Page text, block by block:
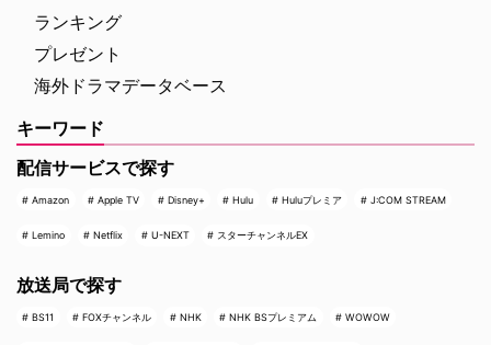
ランキング
プレゼント
海外ドラマデータベース
キーワード
配信サービスで探す
Amazon Apple TV Disney+ Hulu Huluプレミア J:COM STREAM
Lemino Netflix U-NEXT スターチャンネルEX
放送局で探す
BS11 FOXチャンネル NHK NHK BSプレミアム WOWOW